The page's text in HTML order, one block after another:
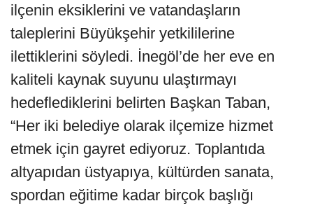
ilçenin eksiklerini ve vatandaşların
taleplerini Büyükşehir yetkililerine
ilettiklerini söyledi. İnegöl’de her eve en
kaliteli kaynak suyunu ulaştırmayı
hedeflediklerini belirten Başkan Taban,
“Her iki belediye olarak ilçemize hizmet
etmek için gayret ediyoruz. Toplantıda
altyapıdan üstyapıya, kültürden sanata,
spordan eğitime kadar birçok başlığı